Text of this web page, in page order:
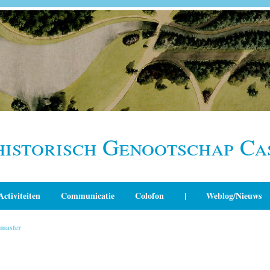
Genootschap
Communicatie Colofon | Weblog/Nieuws